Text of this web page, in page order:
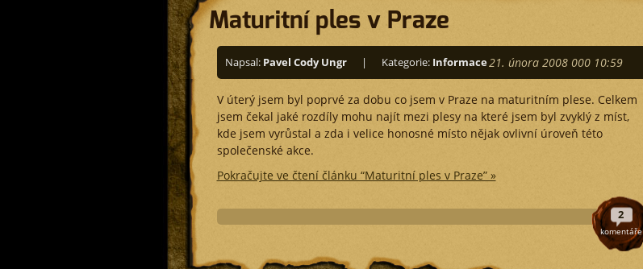
Maturitní ples v Praze
Napsal: Pavel Cody Ungr | Kategorie: Informace21. února 2008 000 10:59
V úterý jsem byl poprvé za dobu co jsem v Praze na maturitním plese. Celkem
jsem čekal jaké rozdíly mohu najít mezi plesy na které jsem byl zvyklý z míst,
kde jsem vyrůstal a zda i velice honosné místo nějak ovlivní úroveň této
společenské akce.
Pokračujte ve čtení článku “Maturitní ples v Praze” »
2
komentáře